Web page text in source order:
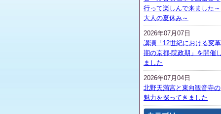
行って楽しんで来ました～
大人の夏休み～
2026年07月07日
講演「12世紀における変革
期の京都-院政期」を開催し
ました
2026年07月04日
北野天満宮と東向観音寺の
魅力を探ってきました